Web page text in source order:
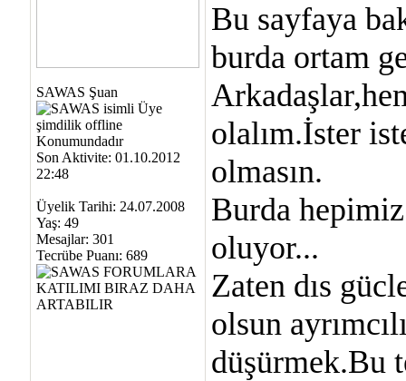
SAWAS Şuan
Son Aktivite: 01.10.2012
22:48
Üyelik Tarihi: 24.07.2008
Yaş: 49
Mesajlar: 301
Tecrübe Puanı: 689
Bu sayfaya
burda ortam
olalım.İster
olmasın.
Burda
oluyor...
Zaten dıs
olsun
düşürmek.Bu